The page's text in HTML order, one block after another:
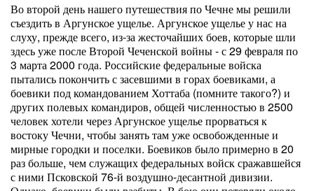
Во второй день нашего путешествия по Чечне мы решили
съездить в Аргунское ущелье. Аргунское ущелье у нас на
слуху, прежде всего, из-за жесточайших боев, которые шли
здесь уже после Второй Чеченской войны - с 29 февраля по
3 марта 2000 года. Российские федеральные войска
пытались покончить с засевшими в горах боевиками, а
боевики под командованием Хоттаба (помните такого?) и
других полевых командиров, общей численностью в 2500
человек хотели через Аргунское ущелье прорваться к
востоку Чечни, чтобы занять там уже освобожденные и
мирные городки и поселки. Боевиков было примерно в 20
раз больше, чем служащих федеральных войск сражавшейся
с ними Псковской 76-й воздушно-десантной дивизии.